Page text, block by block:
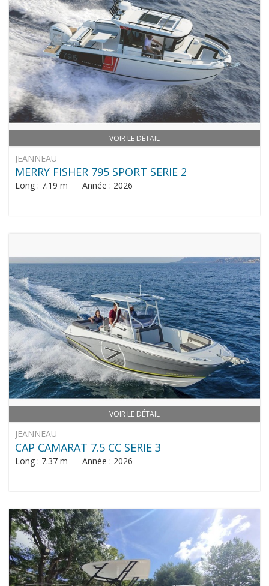
VOIR LE DÉTAIL
JEANNEAU
MERRY FISHER 795 SPORT SERIE 2
Long : 7.19 m Année : 2026
VOIR LE DÉTAIL
JEANNEAU
CAP CAMARAT 7.5 CC SERIE 3
Long : 7.37 m Année : 2026